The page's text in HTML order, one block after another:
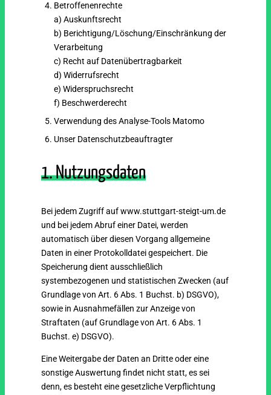
Betroffenenrechte
a) Auskunftsrecht
b) Berichtigung/Löschung/Einschränkung der
Verarbeitung
c) Recht auf Datenübertragbarkeit
d) Widerrufsrecht
e) Widerspruchsrecht
f) Beschwerderecht
Verwendung des Analyse-Tools Matomo
Unser Datenschutzbeauftragter
1. Nutzungsdaten
Bei jedem Zugriff auf www.stuttgart-steigt-um.de
und bei jedem Abruf einer Datei, werden
automatisch über diesen Vorgang allgemeine
Daten in einer Protokolldatei gespeichert. Die
Speicherung dient ausschließlich
systembezogenen und statistischen Zwecken (auf
Grundlage von Art. 6 Abs. 1 Buchst. b) DSGVO),
sowie in Ausnahmefällen zur Anzeige von
Straftaten (auf Grundlage von Art. 6 Abs. 1
Buchst. e) DSGVO).
Eine Weitergabe der Daten an Dritte oder eine
sonstige Auswertung findet nicht statt, es sei
denn, es besteht eine gesetzliche Verpflichtung